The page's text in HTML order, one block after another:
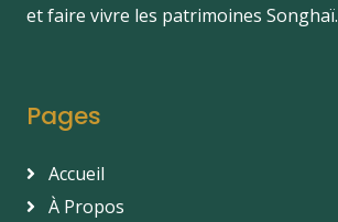
et faire vivre les patrimoines Songhaï.
Pages
Accueil
À Propos